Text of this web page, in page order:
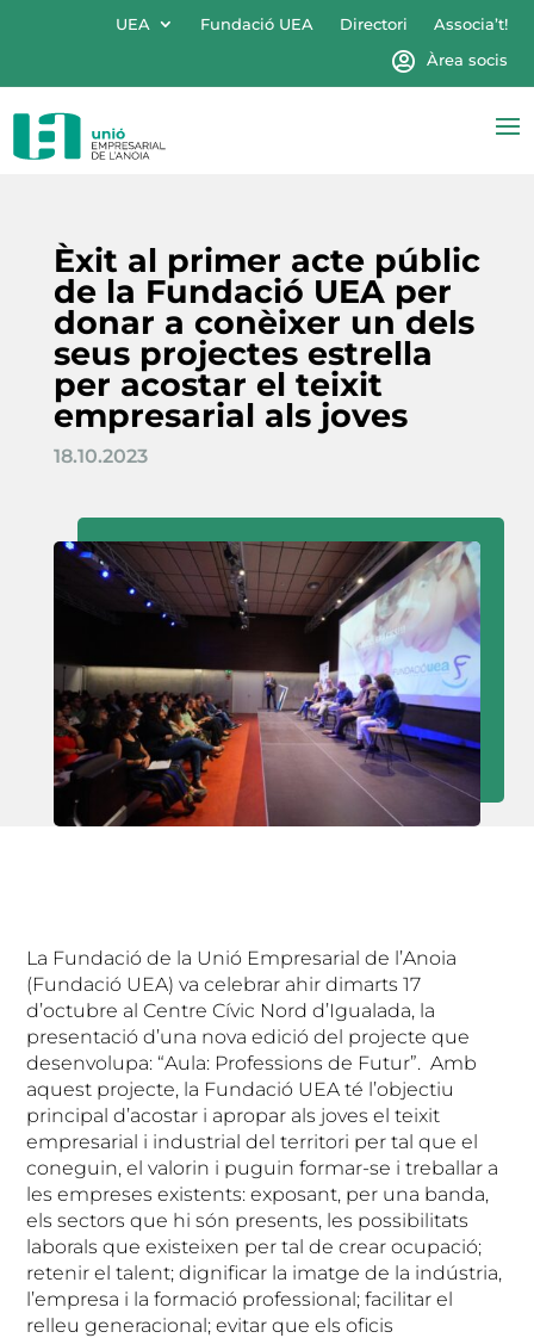
UEA Fundació UEA Directori
Associa’t!
Àrea socis
Èxit al primer acte públic
de la Fundació UEA per
donar a conèixer un dels
seus projectes estrella
per acostar el teixit
empresarial als joves
18.10.2023
La Fundació de la Unió Empresarial de l’Anoia
(Fundació UEA) va celebrar ahir dimarts 17
d’octubre al Centre Cívic Nord d’Igualada, la
presentació d’una nova edició del projecte que
desenvolupa: “Aula: Professions de Futur”. Amb
aquest projecte, la Fundació UEA té l’objectiu
principal d’acostar i apropar als joves el teixit
empresarial i industrial del territori per tal que el
coneguin, el valorin i puguin formar-se i treballar a
les empreses existents: exposant, per una banda,
els sectors que hi són presents, les possibilitats
laborals que existeixen per tal de crear ocupació;
retenir el talent; dignificar la imatge de la indústria,
l’empresa i la formació professional; facilitar el
relleu generacional; evitar que els oficis